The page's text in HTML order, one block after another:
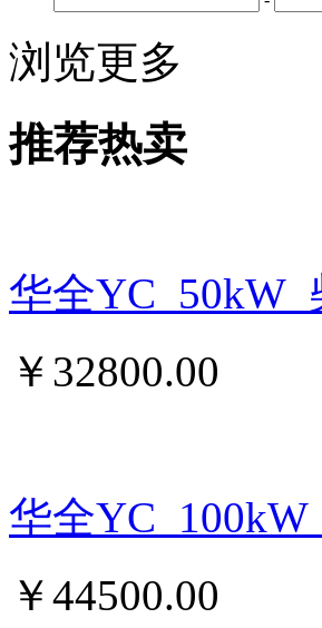
浏览更多
推荐热卖
华全
￥ 32800.00
华全
￥44500.00